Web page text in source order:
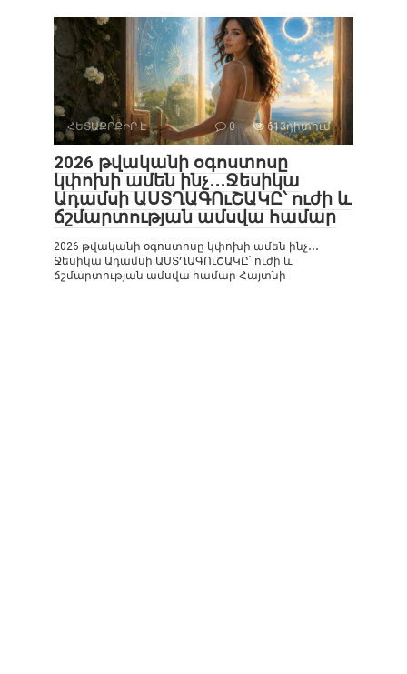
ՀԵՏԱՔՐՔԻՐ Է 0 613դիտում
2026 թվականի օգոստոսը
կփոխի ամեն ինչ․․․Ջեսիկա
Ադամսի ԱՍՏՂԱԳՈւՇԱԿԸ՝ ուժի և
ճշմարտության ամսվա համար
2026 թվականի օգոստոսը կփոխի ամեն ինչ․․․
Ջեսիկա Ադամսի ԱՍՏՂԱԳՈւՇԱԿԸ՝ ուժի և
ճշմարտության ամսվա համար Հայտնի